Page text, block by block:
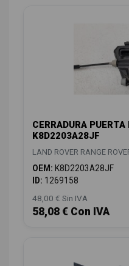
CERRADURA
K8D2203A28JF
LAND ROVER RANGE
OEM: K8D2203A28JF
ID: 1269158
48,00 € Sin IVA
58,08 € Con IVA